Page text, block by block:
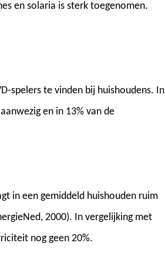
en solaria is sterk toegenomen.
spelers te vinden bij huishoudens. In
en in 13% van de
in een gemiddeld huishouden ruim
2000). In vergelijking met
nog geen 20%.